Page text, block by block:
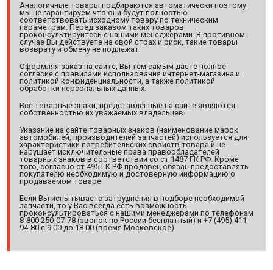
Аналогичные товары подбираются автоматически поэтому
мы не гарантируем что они будут полностью
соответствовать исходному товару по техническим
параметрам. Перед заказом таких товаров
проконсультируйтесь с нашими менеджерами. В противном
случае Вы действуете на свой страх и риск, такие товары
возврату и обмену не подлежат.
Оформляя заказ на сайте, Вы тем самым даете полное
согласие с правилами использования интернет-магазина и
политикой конфиденциальности, а также политикой
обработки персональных данных.
Все товарные знаки, представленные на сайте являются
собственностью их уважаемых владельцев.
Указание на сайте товарных знаков (наименование марок
автомобилей, производителей запчастей) используется для
характеристики потребительских свойств товара и не
нарушает исключительные права правообладателей
товарных знаков в соответствии со ст 1487 ГК РФ. Кроме
того, согласно ст 495 ГК РФ продавец обязан предоставлять
покупателю необходимую и достоверную информацию о
продаваемом товаре.
Если Вы испытываете затруднения в подборе необходимой
запчасти, то у Вас всегда есть возможность
проконсультироваться с нашими менеджерами по телефонам
8-800 250-07-78 (звонок по России бесплатный) и +7 (495) 411-
94-80 с 9.00 до 18.00 (время Московское)